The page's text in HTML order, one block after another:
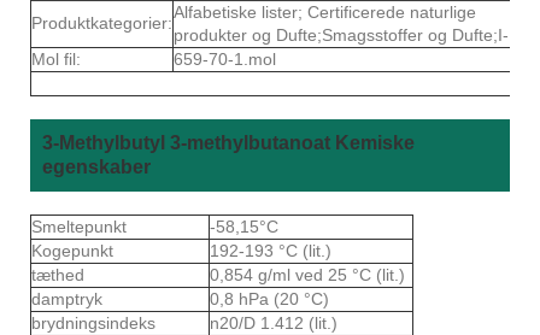
Produktkategorier:
Alfabetiske lister; Certificerede naturlige
produkter og Dufte;Smagsstoffer og Dufte;I-L
Mol fil:
659-70-1.mol
3-Methylbutyl 3-methylbutanoat Kemiske
egenskaber
Smeltepunkt
-58,15°C
Kogepunkt
192-193 °C (lit.)
tæthed
0,854 g/ml ved 25 °C (lit.)
damptryk
0,8 hPa (20 °C)
brydningsindeks
n20/D 1.412 (lit.)